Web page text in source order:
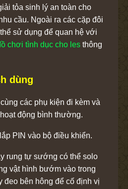
tỏa sinh lý an toàn cho
cầu. Ngoài ra các cặp đôi
sử dụng để quan hệ với
chơi tình dục cho les thông
dùng
các phụ kiện đi kèm và
động bình thường.
PIN vào bộ điều khiển.
rung tự sướng có thể solo
vật hình bướm vào trong
đeo bên hông để cố định vị